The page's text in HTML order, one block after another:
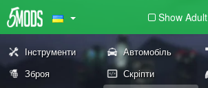
Show Adult
Інструменти Автомобіль
Зброя
Скріпти